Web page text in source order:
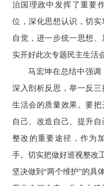
治国理政中发挥了重要
位，深化思想认识，切
自觉，进一步统一思想
实开好此次专题民主生活
马宏坤在总结中强调
深入剖析反思，举一反
生活会的质量效果。要
自己、改造自己、提升
整改的重要途径，作为
手。切实把做好巡视整改
坚决做到“两个维护”的具